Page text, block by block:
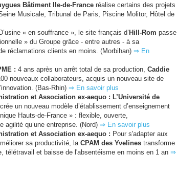
Bâtiment Ile-de-Franceréalise certains des projets
Musicale, Tribunal de Paris, Piscine Molitor, Hôtel de
D’usine « en souffrance », le site français d’ Hill-Rom passe
» du Groupe grâce - entre autres - à sa
réclamations clients en moins. (Morbihan) ⇒ En
: 4 ans après un arrêt total de sa production, Caddie
nouveaux collaborateurs, acquis un nouveau site de
(Bas-Rhin) ⇒ En savoir plus
et Association ex-aequo : L’Université de
un nouveau modèle d’établissement d’enseignement
Hauts-de-France » : flexible, ouverte,
agilité qu’une entreprise. (Nord) ⇒ En savoir plus
et Association ex-aequo : Pour s'adapter aux
sa productivité, la CPAM des Yvelinestransforme
télétravail et baisse de l'absentéisme en moins en 1 an ⇒